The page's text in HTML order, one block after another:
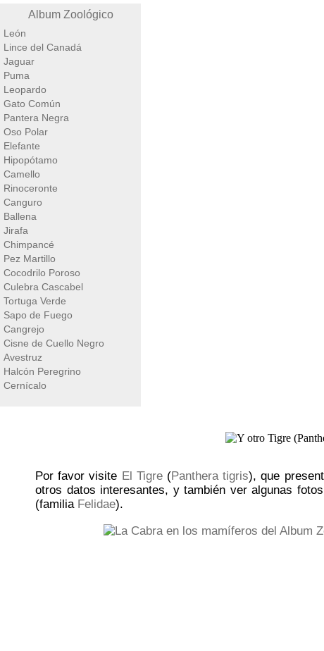
Album Zoológico
León
Lince del Canadá
Jaguar
Puma
Leopardo
Gato Común
Pantera Negra
Oso Polar
Elefante
Hipopótamo
Camello
Rinoceronte
Canguro
Ballena
Jirafa
Chimpancé
Pez Martillo
Cocodrilo Poroso
Culebra Cascabel
Tortuga Verde
Sapo de Fuego
Cangrejo
Cisne de Cuello Negro
Avestruz
Halcón Peregrino
Cernícalo
Por favor visite El Tigre(Panthera tigris), que
otros datos interesantes, y también ver algunas
(familia Felidae).